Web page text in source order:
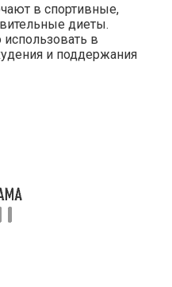
в спортивные,
диеты.
в
и поддержания